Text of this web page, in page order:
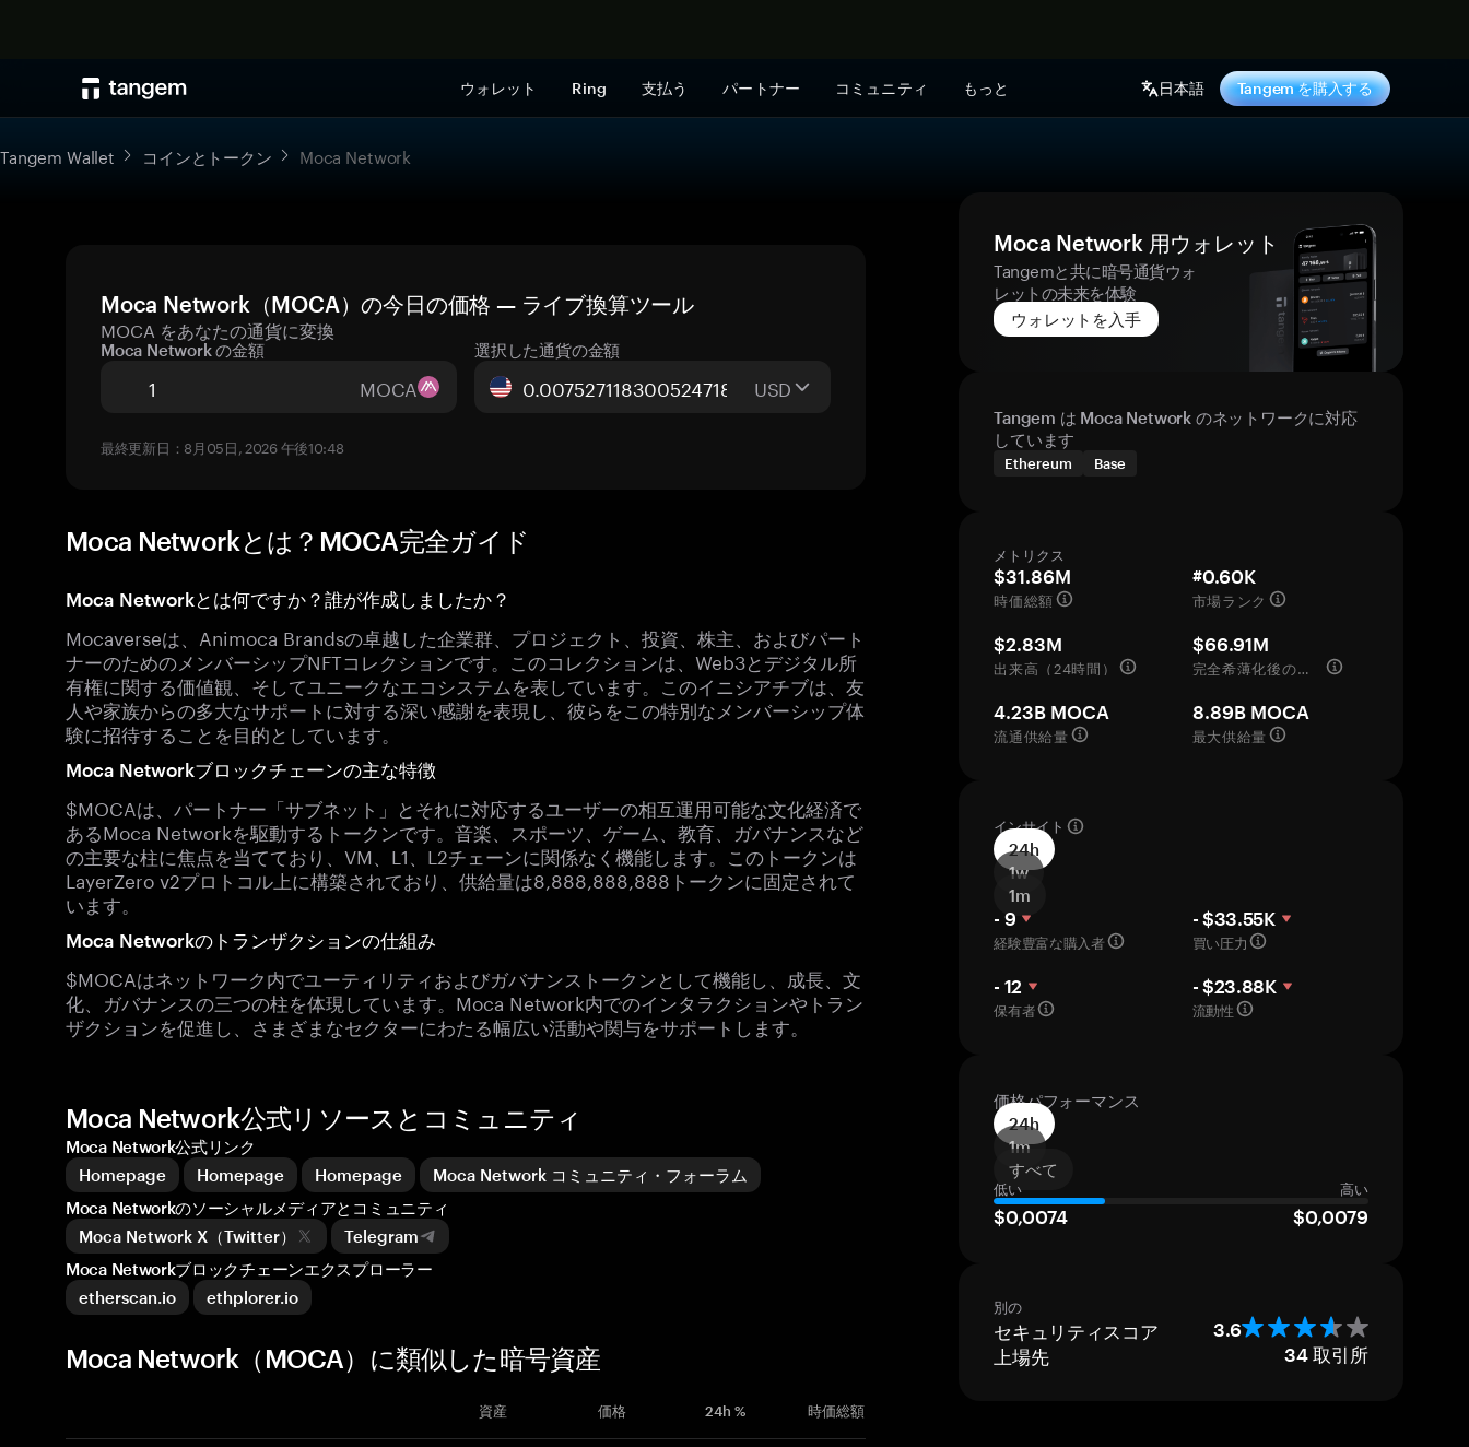
ウォレット Ring 支払う パートナー コミュニティ もっと 日本語 Tangem を購入する
Tangem Wallet コインとトークン Moca Network
Moca Network（MOCA）の今日の価格 — ライブ換算ツール
MOCA をあなたの通貨に変換
Moca Network の金額
MOCA
選択した通貨の金額
USD
最終更新日：8月05日, 2026 午後10:48
Moca Networkとは？MOCA完全ガイド
Moca Networkとは何ですか？誰が作成しましたか？
Mocaverseは、Animoca Brandsの卓越した企業群、プロジェクト、投資、株主、およびパート
ナーのためのメンバーシップNFTコレクションです。このコレクションは、Web3とデジタル所
有権に関する価値観、そしてユニークなエコシステムを表しています。このイニシアチブは、友
人や家族からの多大なサポートに対する深い感謝を表現し、彼らをこの特別なメンバーシップ体
験に招待することを目的としています。
Moca Networkブロックチェーンの主な特徴
$MOCAは、パートナー「サブネット」とそれに対応するユーザーの相互運用可能な文化経済で
あるMoca Networkを駆動するトークンです。音楽、スポーツ、ゲーム、教育、ガバナンスなど
の主要な柱に焦点を当てており、VM、L1、L2チェーンに関係なく機能します。このトークンは
LayerZero v2プロトコル上に構築されており、供給量は8,888,888,888トークンに固定されて
います。
Moca Networkのトランザクションの仕組み
$MOCAはネットワーク内でユーティリティおよびガバナンストークンとして機能し、成長、文
化、ガバナンスの三つの柱を体現しています。Moca Network内でのインタラクションやトラン
ザクションを促進し、さまざまなセクターにわたる幅広い活動や関与をサポートします。
Moca Network 用ウォレット
Tangemと共に暗号通貨ウォ
レットの未来を体験
ウォレットを入手
Tangem は Moca Network のネットワークに対応
しています
Ethereum Base
メトリクス
$31.86M
時価総額
#0.60K
市場ランク
$2.83M
出来高（24時間）
$66.91M
完全希薄化後の評価額
4.23B MOCA
流通供給量
8.89B MOCA
最大供給量
インサイト
24h
1w
1m
- 9
経験豊富な購入者
- $33.55K
買い圧力
- 12
保有者
- $23.88K
流動性
価格パフォーマンス
24h
1m
すべて
低い 高い
$0,0074 $0,0079
別の
セキュリティスコア 3.6
上場先 34 取引所
Moca Network公式リソースとコミュニティ
Moca Network公式リンク
Homepage
Homepage Homepage
Moca Network コミュニティ・フォーラム
Moca Networkのソーシャルメディアとコミュニティ
Moca Network X（Twitter）
Telegram
Moca Networkブロックチェーンエクスプローラー
etherscan.io
ethplorer.io
Moca Network（MOCA）に類似した暗号資産
資産 価格 24h % 時価総額